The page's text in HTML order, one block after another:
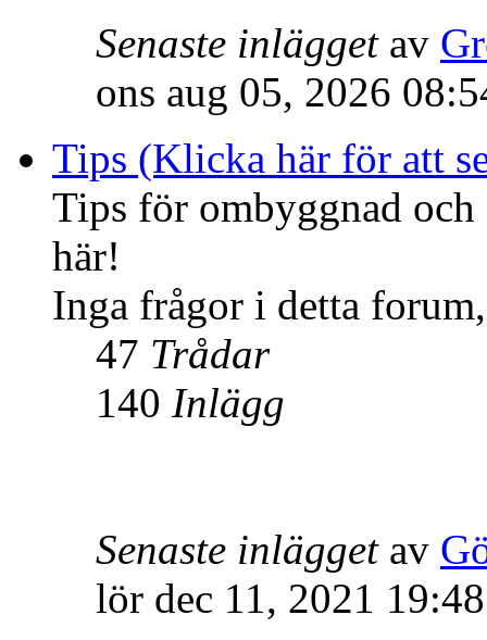
Senaste inläggetav
ons aug 05, 2026
Tips (Klicka här för att
Tips för ombyggnad
här!
Inga frågor i detta
47 Trådar
140 Inlägg
Senaste inläggetav
lör dec 11, 2021 19:48